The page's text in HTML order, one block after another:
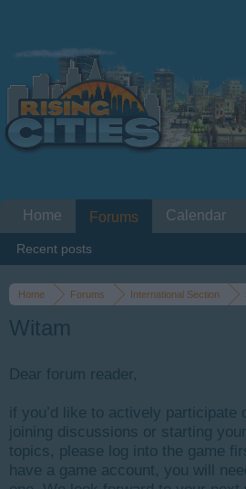
Home Forums International Section
Witam
Dear forum reader,
if you’d like to actively participate
joining discussions or starting
topics, please log into the game
have a game account, you will
Home Forums
Recent posts
Calendar